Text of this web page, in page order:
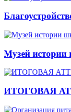
Музей
ИТОГОВАЯ